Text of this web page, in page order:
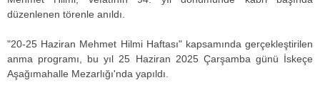
düzenlenen törenle anıldı.
"20-25 Haziran Mehmet Hilmi Haftası" kapsamında gerçekleştirilen
anma programı, bu yıl 25 Haziran 2025 Çarşamba günü İskeçe
Aşağımahalle Mezarlığı'nda yapıldı.